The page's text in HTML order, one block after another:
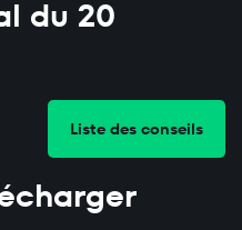
du 20
Liste des conseils